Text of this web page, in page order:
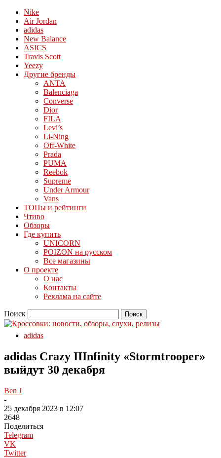
Nike
Air Jordan
adidas
New Balance
ASICS
Travis Scott
Yeezy
Другие бренды
ANTA
Balenciaga
Converse
Dior
FILA
Levi’s
Li-Ning
Off-White
Prada
PUMA
Reebok
Supreme
Under Armour
Vans
ТОПы и рейтинги
Чтиво
Обзоры
Где купить
UNICORN
POIZON на русском
Все магазины
О проекте
О нас
Контакты
Реклама на сайте
Поиск
adidas
adidas Crazy IIInfinity «Stormtrooper»
выйдут 30 декабря
Ben J
-
25 декабря 2023 в 12:07
2648
Поделиться
Telegram
VK
Twitter